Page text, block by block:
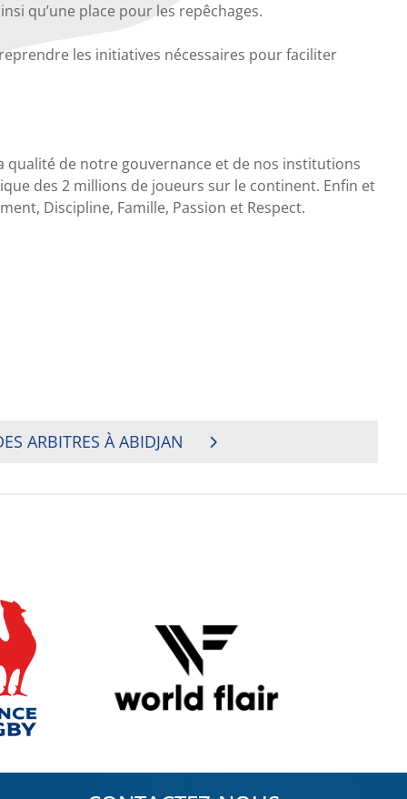
qu’une place pour les repêchages.
les initiatives nécessaires pour faciliter
qualité de notre gouvernance et de nos institutions
des 2 millions de joueurs sur le continent. Enfin et
Discipline, Famille, Passion et Respect.
ARBITRES À ABIDJAN